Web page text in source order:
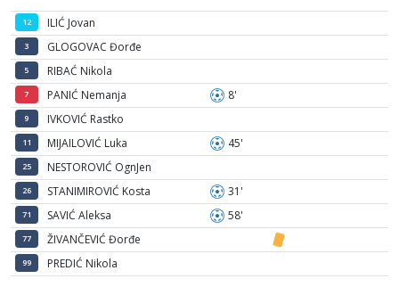
12 ILIĆ Jovan
3 GLOGOVAC Đorđe
5 RIBAĆ Nikola
7 PANIĆ Nemanja 8'
9 IVKOVIĆ Rastko
11 MIJAILOVIĆ Luka 45'
25 NESTOROVIĆ OgnJen
26 STANIMIROVIĆ Kosta 31'
71 SAVIĆ Aleksa 58'
77 ŽIVANČEVIĆ Đorđe
99 PREDIĆ Nikola